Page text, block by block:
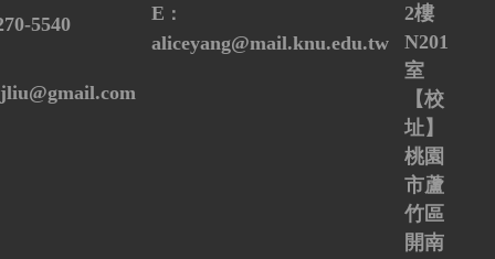
5540
E ：
aliceyang@mail.knu.edu.tw
2樓
N201
室
【校
址】
桃園
市蘆
竹區
開南